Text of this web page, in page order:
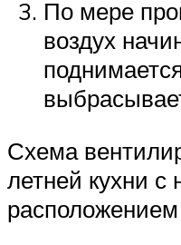
По мере
воздух
Схема
летней кухни